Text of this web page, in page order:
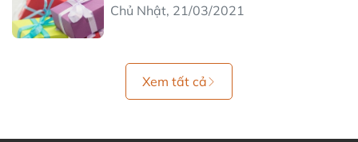
Chủ Nhật, 21/03/2021
Xem tất cả